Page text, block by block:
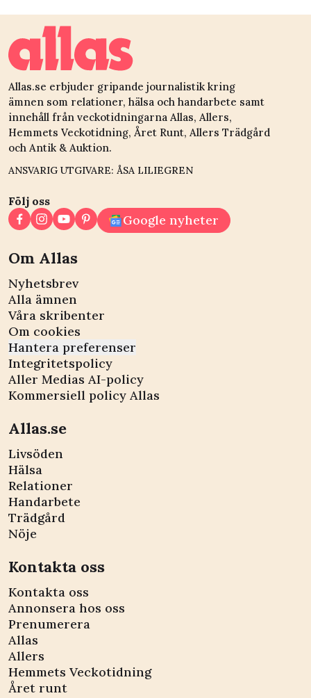
Allas.se erbjuder gripande journalistik kring
ämnen som relationer, hälsa och handarbete samt
innehåll från veckotidningarna Allas, Allers,
Hemmets Veckotidning, Året Runt, Allers Trädgård
och Antik & Auktion.
ANSVARIG UTGIVARE: ÅSA LILIEGREN
Följ oss
Google nyheter
Om Allas
Nyhetsbrev
Alla ämnen
Våra skribenter
Om cookies
Hantera preferenser
Integritetspolicy
Aller Medias AI-policy
Kommersiell policy Allas
Allas.se
Livsöden
Hälsa
Relationer
Handarbete
Trädgård
Nöje
Kontakta oss
Kontakta oss
Annonsera hos oss
Prenumerera
Allas
Allers
Hemmets Veckotidning
Året runt